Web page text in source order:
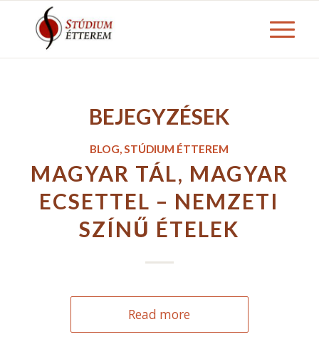
BEJEGYZÉSEK
BLOG,STÚDIUM ÉTTEREM
MAGYAR TÁL, MAGYAR
ECSETTEL – NEMZETI
SZÍNŰ ÉTELEK
Read more